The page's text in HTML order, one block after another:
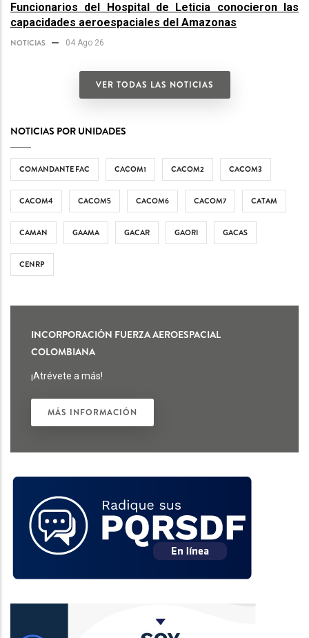
Funcionarios del Hospital de Leticia conocieron las
capacidades aeroespaciales del Amazonas
NOTICIAS 04 Ago 26
VER TODAS LAS NOTICIAS
NOTICIAS POR UNIDADES
COMANDANTE FAC CACOM1 CACOM2 CACOM3
CACOM4 CACOM5 CACOM6 CACOM7 CATAM
CAMAN GAAMA GACAR GAORI GACAS
CENRP
INCORPORACIÓN FUERZA AEROESPACIAL
COLOMBIANA
¡Atrévete a más!
MÁS INFORMACIÓN